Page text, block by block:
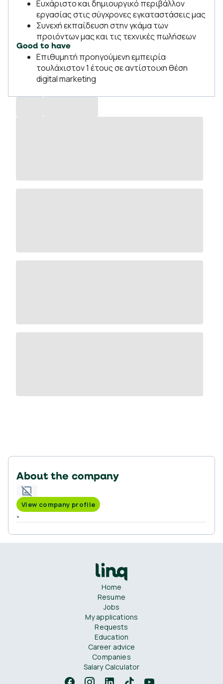
Ευχάριστο και δημιουργικό περιβάλλον
εργασίας στις σύγχρονες εγκαταστάσεις μας
Συνεχή εκπαίδευση στην γκάμα των
προιόντων μας και τις τεχνικές πωλήσεων
Good to have
Επιθυμητή προηγούμενη εμπειρία
τουλάχιστον 1 έτους σε αντίστοιχη θέση
digital marketing
About the company
View company profile
-
Home
Resume
Jobs
My applications
Requests
Education
Career advice
Companies
Salary Calculator